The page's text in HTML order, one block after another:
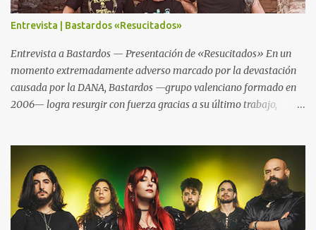
Entrevista | Bastardos «Resucitados»
Entrevista a Bastardos — Presentación de «Resucitados» En un
momento extremadamente adverso marcado por la devastación
causada por la DANA, Bastardos —grupo valenciano formado en
2006— logra resurgir con fuerza gracias a su último trabajo,
desastre, la banda reemerge más poderosa y decidida que nunca.
Este nuevo trabajo aboga por su estilo característico: un sonido
directo y crudo denominado “Speed Metal con influencias punk”,
cimentado en un bajo demoledor, una batería poderosa y
guitarras afiladas. Por este mismo motivo Txus Tankian mantuvo